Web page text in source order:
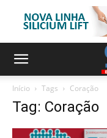
Início Tags Coração
Tag: Coração